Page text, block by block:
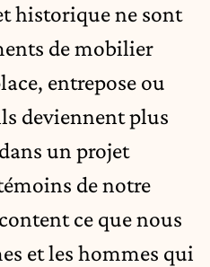
historique ne sont
de mobilier
entrepose ou
deviennent plus
un projet
de notre
ce que nous
et les hommes qui